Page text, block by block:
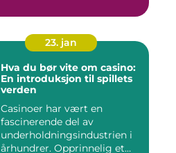
23. jan
Hva du bør vite om casino:
En introduksjon til spillets
verden
Casinoer har vært en
fascinerende del av
underholdningsindustrien i
århundrer. Opprinnelig et